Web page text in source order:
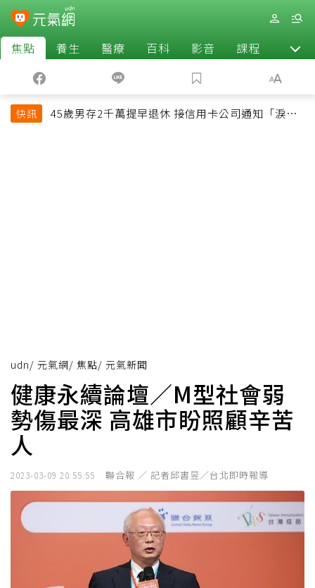
焦點 養生 醫療 百科 影音 課程 退休
快訊
45歲男存2千萬提早退休 接信用卡公司通知「淚回
udn/ 元氣網/ 焦點/ 元氣新聞
健康永續論壇／M型社會弱
勢傷最深 高雄市盼照顧辛苦
人
2023-03-09 20:55:55 聯合報 ／ 記者邱書昱／台北即時報導